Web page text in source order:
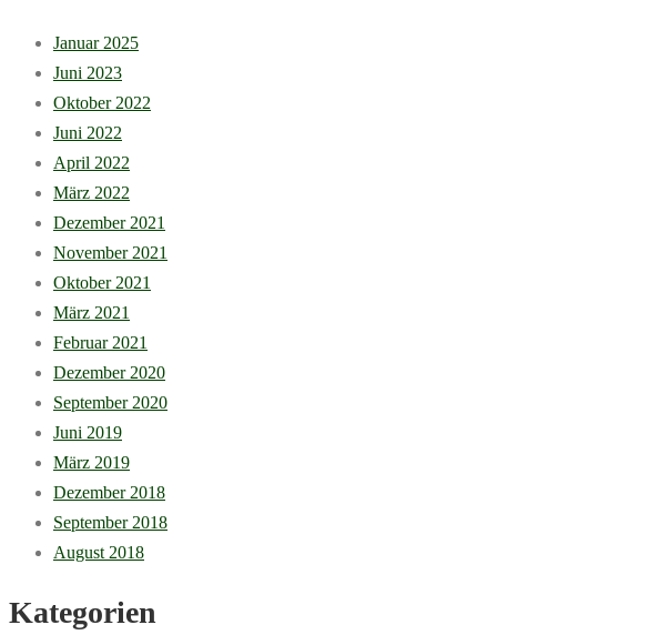
Januar 2025
Juni 2023
Oktober 2022
Juni 2022
April 2022
März 2022
Dezember 2021
November 2021
Oktober 2021
März 2021
Februar 2021
Dezember 2020
September 2020
Juni 2019
März 2019
Dezember 2018
September 2018
August 2018
Kategorien